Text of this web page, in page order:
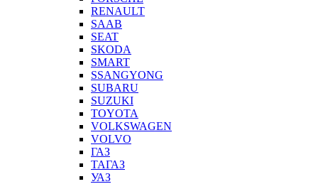
RENAULT
SAAB
SEAT
SKODA
SMART
SSANGYONG
SUBARU
SUZUKI
TOYOTA
VOLKSWAGEN
VOLVO
ГАЗ
ТАГАЗ
УАЗ